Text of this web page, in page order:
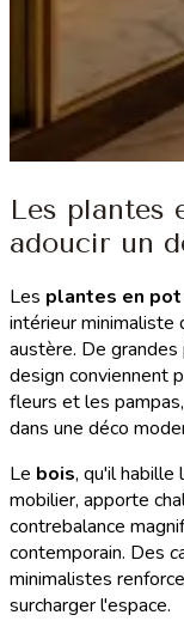
Les plantes
adoucir un
Les plantes en pot
intérieur minimaliste
austère. De
design conviennent
fleurs et les
dans une déco
Le bois, qu'il habille
mobilier, apporte
contrebalance
contemporain. Des
minimalistes
surcharger l'espace.